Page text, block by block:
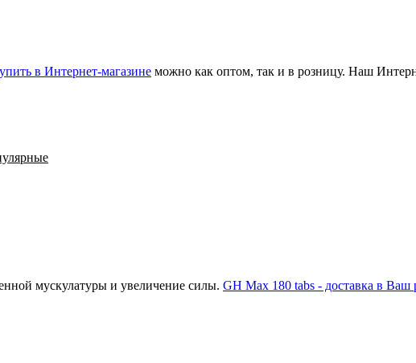
в Интернет-магазине можно как оптом, так и в розницу. Наш
мускулатуры и увеличение силы. GH Max 180 tabs - доставка в Ваш